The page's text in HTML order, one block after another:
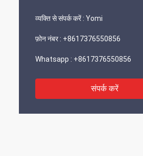
व्यक्ति से संपर्क करें : Yomi
फ़ोन नंबर : +8617376550856
Whatsapp : +8617376550856
संपर्क करें